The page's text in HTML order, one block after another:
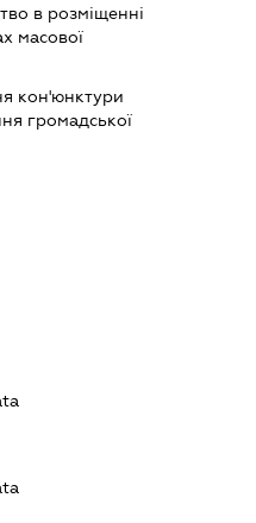
в розміщенні
масової
кон'юнктури
громадської